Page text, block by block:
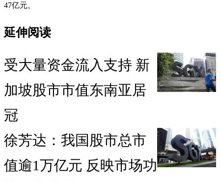
47亿元。
延伸阅读
受大量资金流入支持 新
加坡股市市值东南亚居
冠
徐芳达：我国股市总市
值逾1万亿元 反映市场功